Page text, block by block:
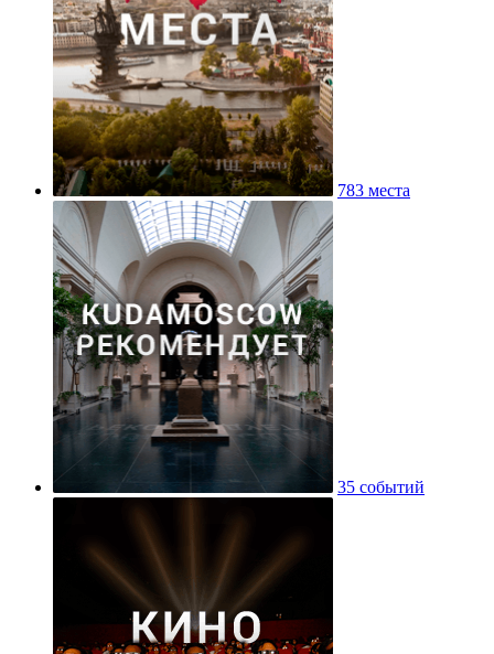
783 места
35 событий